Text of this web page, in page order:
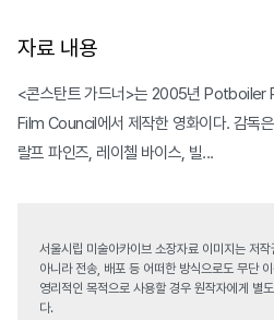
자료 내용
<콘스탄트 가드너>는 2005년
Film Council에서 제작한 영화이다. 감독
랄프 파인즈, 레이첼 바이스, 빌...
서울시립 미술아카이브 소장자료 이미지는 저
아니라 전송, 배포 등 어떠한 방식으로도 무단 이
영리적인 목적으로 사용할 경우 원작자에게 별
다.